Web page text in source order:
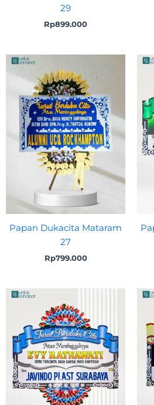
29
Rp899.000
Papan Dukacita Mataram
27
Rp799.000